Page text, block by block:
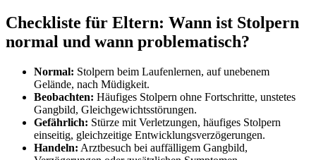
Checkliste für Eltern: Wann ist Stolpern
normal und wann problematisch?
Normal: Stolpern beim Laufenlernen, auf unebenem
Gelände, nach Müdigkeit.
Beobachten: Häufiges Stolpern ohne Fortschritte, unstetes
Gangbild, Gleichgewichtsstörungen.
Gefährlich: Stürze mit Verletzungen, häufiges Stolpern
einseitig, gleichzeitige Entwicklungsverzögerungen.
Handeln: Arztbesuch bei auffälligem Gangbild,